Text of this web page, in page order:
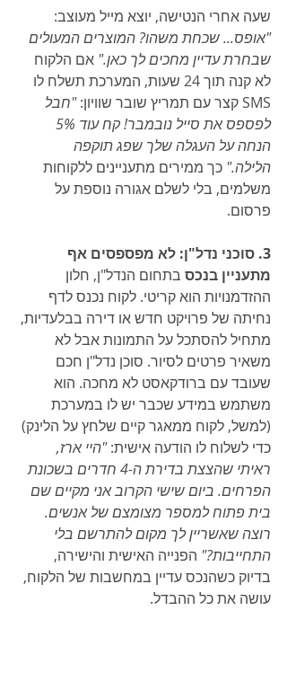
שעה אחרי הנטישה, יוצא מייל מעוצב:
"אופס... שכחת משהו? המוצרים המעולים
שבחרת עדיין מחכים לך כאן." אם הלקוח
לא קנה תוך 24 שעות, המערכת תשלח לו
SMS קצר עם תמריץ שובר שוויון:
"חבל
הנחה על העגלה שלך שפג תוקפה
הלילה." כך ממירים מתעניינים ללקוחות
משלמים, בלי לשלם אגורה נוספת על
פרסום.
3. סוכני נדל"ן: לא מפספסים אף
מתעניין בנכס בתחום הנדל"ן, חלון
ההזדמנויות הוא קריטי. לקוח נכנס לדף
נחיתה של פרויקט חדש או דירה בבלעדיות,
מתחיל להסתכל על התמונות אבל לא
משאיר פרטים לסיור. סוכן נדל"ן חכם
שעובד עם ברודקאסט לא מחכה. הוא
משתמש במידע שכבר יש לו במערכת
(למשל, לקוח ממאגר קיים שלחץ על הלינק)
כדי לשלוח לו הודעה אישית: "היי ארז,
ראיתי שהצצת בדירת ה-4 חדרים בשכונת
הפרחים. ביום שישי הקרוב אני מקיים שם
בית פתוח למספר מצומצם של אנשים.
רוצה שאשריין לך מקום להתרשם בלי
התחייבות?" הפנייה האישית והישירה,
בדיוק כשהנכס עדיין במחשבות של הלקוח,
עושה את כל ההבדל.